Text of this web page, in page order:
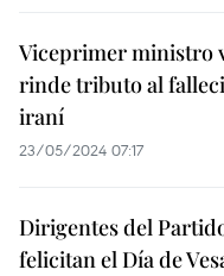
Viceprimer ministro
rinde tributo al
iraní
23/05/2024 07:17
Dirigentes del
felicitan el Día de